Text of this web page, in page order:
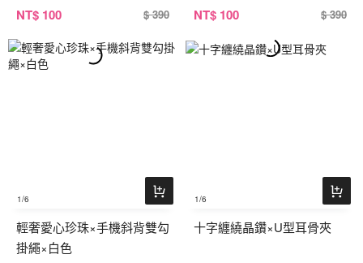
NT$ 100 $ 390 NT$ 100 $ 390
1/6
輕奢愛心珍珠×手機斜背雙勾
掛繩×白色
1/6
十字纏繞晶鑽×U型耳骨夾